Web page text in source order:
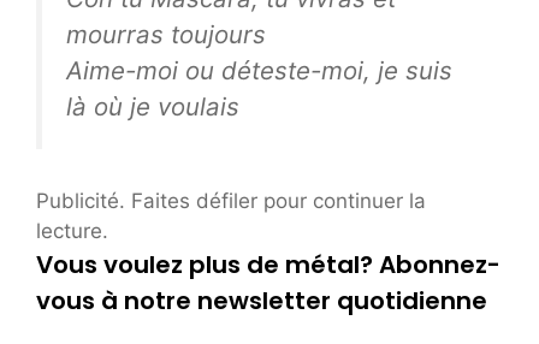
mourras toujours
Aime-moi ou déteste-moi, je suis
là où je voulais
Publicité. Faites défiler pour continuer la
lecture.
Vous voulez plus de métal? Abonnez-
vous à notre newsletter quotidienne